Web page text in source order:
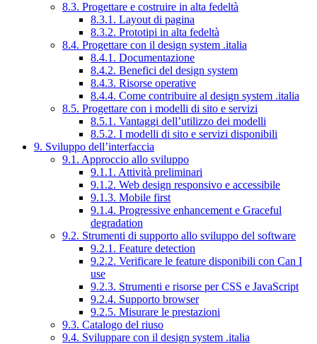
8.3. Progettare e costruire in alta fedeltà
8.3.1. Layout di pagina
8.3.2. Prototipi in alta fedeltà
8.4. Progettare con il design system .italia
8.4.1. Documentazione
8.4.2. Benefici del design system
8.4.3. Risorse operative
8.4.4. Come contribuire al design system .italia
8.5. Progettare con i modelli di sito e servizi
8.5.1. Vantaggi dell’utilizzo dei modelli
8.5.2. I modelli di sito e servizi disponibili
9. Sviluppo dell’interfaccia
9.1. Approccio allo sviluppo
9.1.1. Attività preliminari
9.1.2. Web design responsivo e accessibile
9.1.3. Mobile first
9.1.4. Progressive enhancement e Graceful
degradation
9.2. Strumenti di supporto allo sviluppo del software
9.2.1. Feature detection
9.2.2. Verificare le feature disponibili con Can I
use
9.2.3. Strumenti e risorse per CSS e JavaScript
9.2.4. Supporto browser
9.2.5. Misurare le prestazioni
9.3. Catalogo del riuso
9.4. Sviluppare con il design system .italia